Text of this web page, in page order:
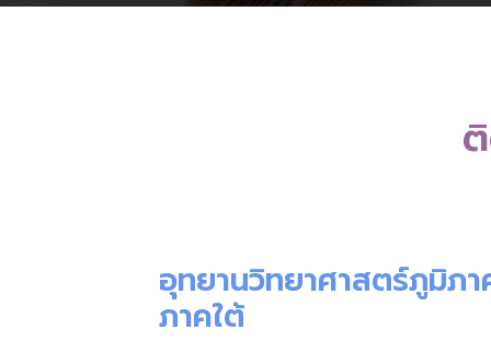
อุทยานวิทยาศาสตร์ภูมิภ
ภาคใต้